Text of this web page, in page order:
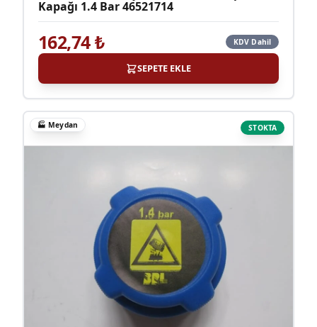
Kapağı 1.4 Bar 46521714
162,74₺ KDV Dahil
SEPETE EKLE
STOKTA
🏭 Meydan